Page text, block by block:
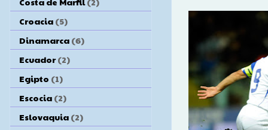
Croacia (5)
Dinamarca (6)
Ecuador (2)
Egipto (1)
Escocia (2)
Eslovaquia (2)